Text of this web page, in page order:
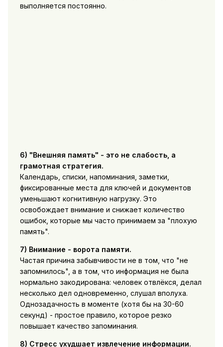
выполняется постоянно.
6) "Внешняя память" - это не слабость, а
грамотная стратегия.
Календарь, списки, напоминания, заметки,
фиксированные места для ключей и документов
уменьшают когнитивную нагрузку. Это
освобождает внимание и снижает количество
ошибок, которые мы часто принимаем за "плохую
память".
7) Внимание - ворота памяти.
Частая причина забывчивости не в том, что "не
запомнилось", а в том, что информация не была
нормально закодирована: человек отвлёкся, делал
несколько дел одновременно, слушал вполуха.
Однозадачность в моменте (хотя бы на 30-60
секунд) - простое правило, которое резко
повышает качество запоминания.
8) Стресс ухудшает извлечение информации.